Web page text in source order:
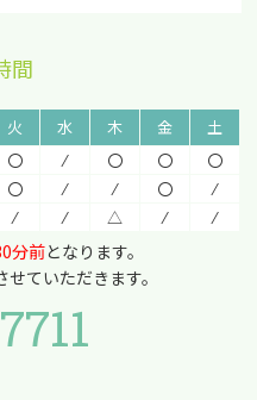
間
火 水 木 金
土
〇 ⁄ 〇 〇
〇
〇 ⁄ ⁄ 〇
⁄
⁄ ⁄ △ ⁄ ⁄
分前となります。
ていただきます。